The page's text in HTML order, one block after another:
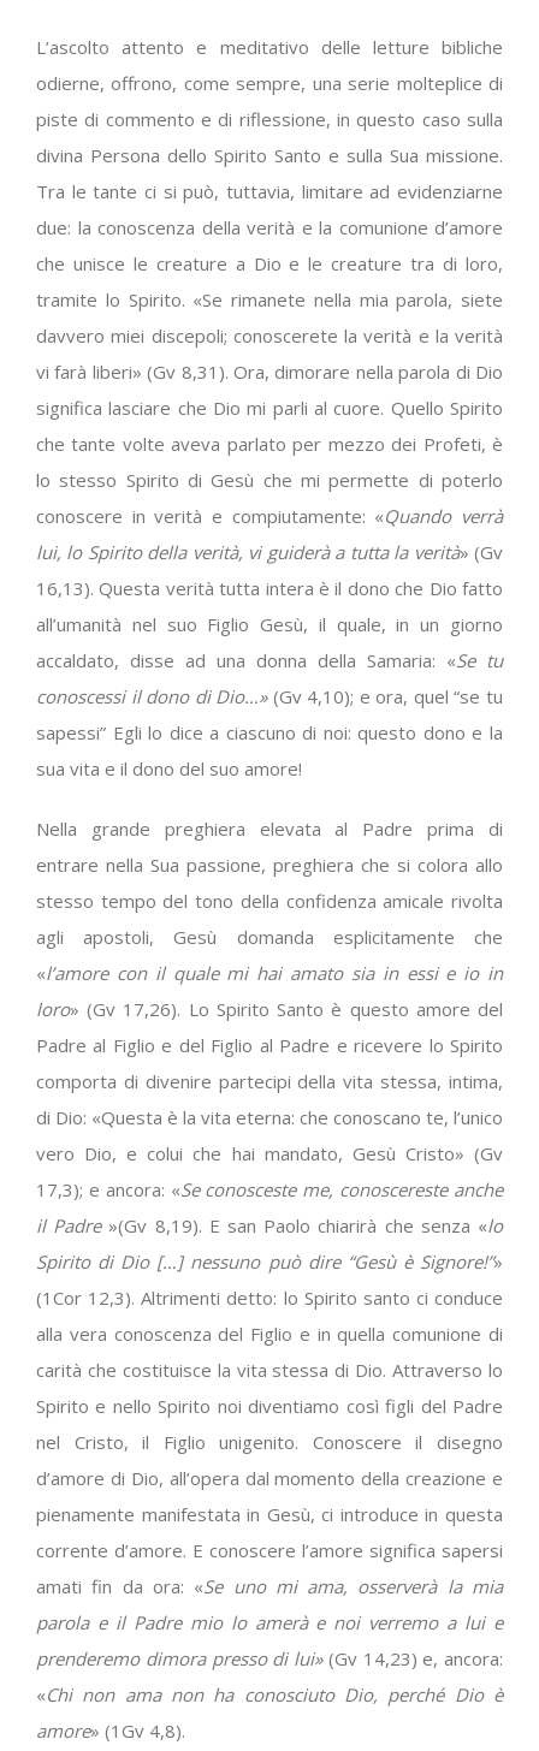
L’ascolto attento e meditativo delle letture bibliche
odierne, offrono, come sempre, una serie molteplice di
piste di commento e di riflessione, in questo caso sulla
divina Persona dello Spirito Santo e sulla Sua missione.
Tra le tante ci si può, tuttavia, limitare ad evidenziarne
due: la conoscenza della verità e la comunione d’amore
che unisce le creature a Dio e le creature tra di loro,
tramite lo Spirito. «Se rimanete nella mia parola, siete
davvero miei discepoli; conoscerete la verità e la verità
vi farà liberi» (Gv 8,31). Ora, dimorare nella parola di Dio
significa lasciare che Dio mi parli al cuore. Quello Spirito
che tante volte aveva parlato per mezzo dei Profeti, è
lo stesso Spirito di Gesù che mi permette di poterlo
conoscere in verità e compiutamente: «Quando verrà
lui, lo Spirito della verità, vi guiderà a tutta la verità» (Gv
16,13). Questa verità tutta intera è il dono che Dio fatto
all’umanità nel suo Figlio Gesù, il quale, in un giorno
accaldato, disse ad una donna della Samaria: «Se tu
conoscessi il dono di Dio…»(Gv 4,10); e ora, quel “se tu
sapessi” Egli lo dice a ciascuno di noi: questo dono e la
sua vita e il dono del suo amore!
Nella grande preghiera elevata al Padre prima di
entrare nella Sua passione, preghiera che si colora allo
stesso tempo del tono della confidenza amicale rivolta
agli apostoli, Gesù domanda esplicitamente che
«l’amore con il quale mi hai amato sia in essi e io in
loro» (Gv 17,26). Lo Spirito Santo è questo amore del
Padre al Figlio e del Figlio al Padre e ricevere lo Spirito
comporta di divenire partecipi della vita stessa, intima,
di Dio: «Questa è la vita eterna: che conoscano te, l’unico
vero Dio, e colui che hai mandato, Gesù Cristo» (Gv
17,3); e ancora: «Se conosceste me, conoscereste anche
il Padre »(Gv 8,19). E san Paolo chiarirà che senza «lo
Spirito di Dio […] nessuno può dire “Gesù è Signore!”»
(1Cor 12,3). Altrimenti detto: lo Spirito santo ci conduce
alla vera conoscenza del Figlio e in quella comunione di
carità che costituisce la vita stessa di Dio. Attraverso lo
Spirito e nello Spirito noi diventiamo così figli del Padre
nel Cristo, il Figlio unigenito. Conoscere il disegno
d’amore di Dio, all’opera dal momento della creazione e
pienamente manifestata in Gesù, ci introduce in questa
corrente d’amore. E conoscere l’amore significa sapersi
amati fin da ora: «Se uno mi ama, osserverà la mia
parola e il Padre mio lo amerà e noi verremo a lui e
prenderemo dimora presso di lui» (Gv 14,23) e, ancora:
«Chi non ama non ha conosciuto Dio, perché Dio è
amore» (1Gv 4,8).